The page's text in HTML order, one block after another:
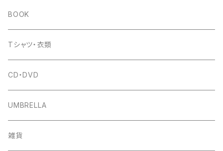
BOOK
Tシャツ・衣類
CD・DVD
UMBRELLA
雑貨